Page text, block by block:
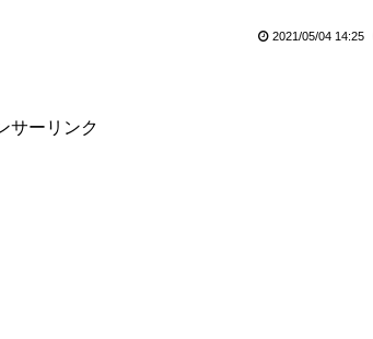
2021/05/04 14:25
サーリンク